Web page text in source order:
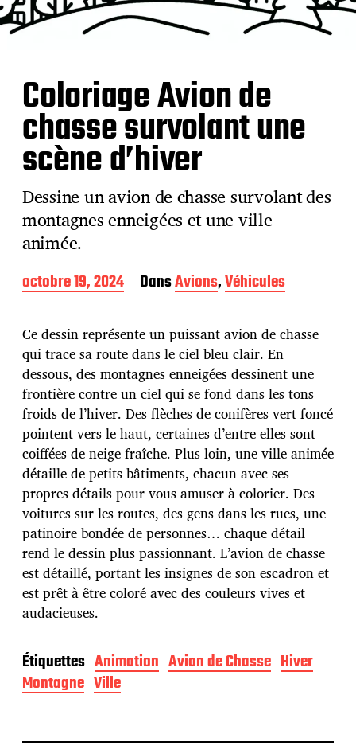
Coloriage Avion de
chasse survolant une
scène d’hiver
Dessine un avion de chasse survolant des
montagnes enneigées et une ville
animée.
D
a
e
d
e
p
u
b
l
i
c
a
t
i
o
n
octobre 19, 2024 DansAvions,Véhicules
Ce dessin représente un puissant avion de chasse
qui trace sa route dans le ciel bleu clair. En
dessous, des montagnes enneigées dessinent une
frontière contre un ciel qui se fond dans les tons
froids de l’hiver. Des flèches de conifères vert foncé
pointent vers le haut, certaines d’entre elles sont
coiffées de neige fraîche. Plus loin, une ville animée
détaille de petits bâtiments, chacun avec ses
propres détails pour vous amuser à colorier. Des
voitures sur les routes, des gens dans les rues, une
patinoire bondée de personnes… chaque détail
rend le dessin plus passionnant. L’avion de chasse
est détaillé, portant les insignes de son escadron et
est prêt à être coloré avec des couleurs vives et
audacieuses.
Étiquettes Animation Avion de Chasse Hiver
Montagne Ville